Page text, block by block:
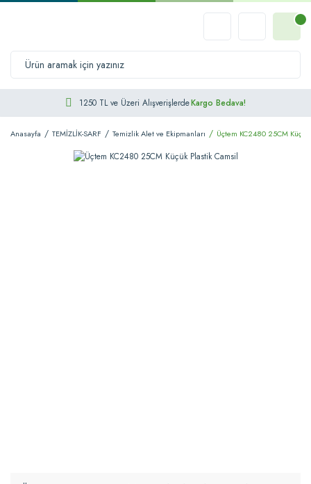
1250 TL ve Üzeri AlışverişlerdeKargo Bedava!
Anasayfa TEMİZLİK-SARF Temizlik Alet ve Ekipmanları Üçtem KC2480 25CM